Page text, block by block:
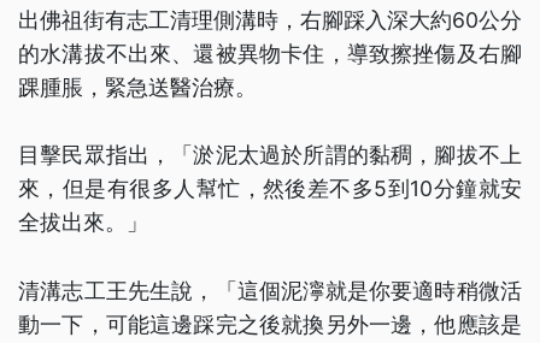
出佛祖街有志工清理側溝時，右腳踩入深大約60公分
的水溝拔不出來、還被異物卡住，導致擦挫傷及右腳
踝腫脹，緊急送醫治療。
目擊民眾指出，「淤泥太過於所謂的黏稠，腳拔不上
來，但是有很多人幫忙，然後差不多5到10分鐘就安
全拔出來。」
清溝志工王先生說，「這個泥濘就是你要適時稍微活
動一下，可能這邊踩完之後就換另外一邊，他應該是